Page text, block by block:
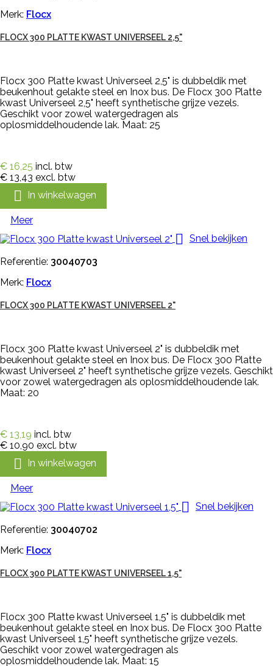
Merk: Flocx
FLOCX 300 PLATTE KWAST UNIVERSEEL 2,5"
Flocx 300 Platte kwast Universeel 2,5" is dubbeldik met
beukenhout gelakte steel en Inox bus. De Flocx 300 Platte
kwast Universeel 2,5" heeft synthetische grijze vezels.
Geschikt voor zowel watergedragen als
oplosmiddelhoudende lak. Maat: 25
€ 16,25 incl. btw
€ 13,43 excl. btw
 In winkelwagen
Meer
 Snel bekijken
Referentie: 30040703
Merk: Flocx
FLOCX 300 PLATTE KWAST UNIVERSEEL 2"
Flocx 300 Platte kwast Universeel 2" is dubbeldik met
beukenhout gelakte steel en Inox bus. De Flocx 300 Platte
kwast Universeel 2" heeft synthetische grijze vezels. Geschikt
voor zowel watergedragen als oplosmiddelhoudende lak.
Maat: 20
€ 13,19 incl. btw
€ 10,90 excl. btw
 In winkelwagen
Meer
 Snel bekijken
Referentie: 30040702
Merk: Flocx
FLOCX 300 PLATTE KWAST UNIVERSEEL 1,5"
Flocx 300 Platte kwast Universeel 1,5" is dubbeldik met
beukenhout gelakte steel en Inox bus. De Flocx 300 Platte
kwast Universeel 1,5" heeft synthetische grijze vezels.
Geschikt voor zowel watergedragen als
oplosmiddelhoudende lak. Maat: 15